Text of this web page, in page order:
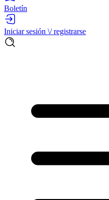
Boletín
Iniciar sesión \/ registrarse